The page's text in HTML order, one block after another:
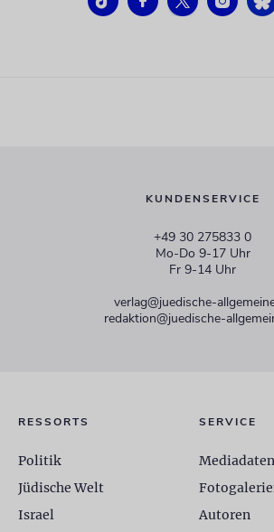
KUNDENSERVICE
+49 30 275833 0
Mo-Do 9-17 Uhr
Fr 9-14 Uhr
verlag@juedische-
redaktion@juedische-
RESSORTS
Politik
Jüdische Welt
Israel
SERVICE
Mediadaten
Autoren